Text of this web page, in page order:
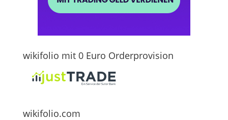
wikifolio mit 0 Euro Orderprovision
wikifolio.com